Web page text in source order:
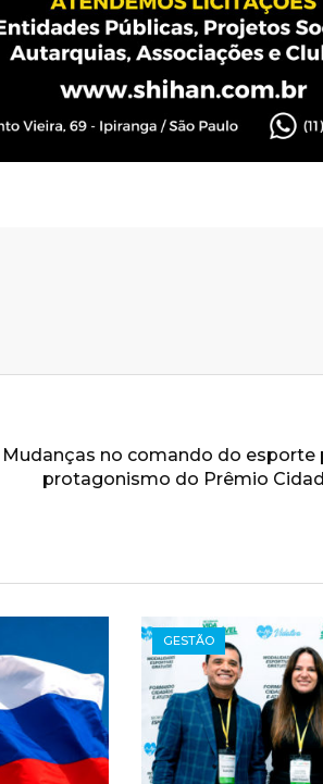
Mudanças no comando do
protagonismo do Prêmio
GESTÃO